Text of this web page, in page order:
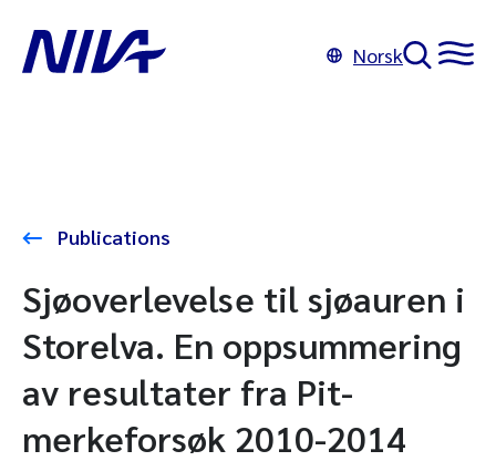
Norsk
Publications
Sjøoverlevelse til sjøauren i
Storelva. En oppsummering
av resultater fra Pit-
merkeforsøk 2010-2014